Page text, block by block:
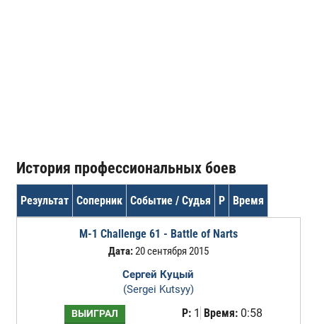
История профессиональных боев
Результат Соперник Событие / Судья Р Время
M-1 Challenge 61 - Battle of Narts
Дата:20 сентября 2015
Сергей Куцый
(Sergei Kutsyy)
ВЫИГРАЛ Р:1 Время:0:58